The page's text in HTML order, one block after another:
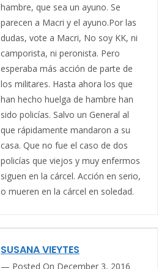
hambre, que sea un ayuno. Se
parecen a Macri y el ayuno.Por las
dudas, vote a Macri, No soy KK, ni
camporista, ni peronista. Pero
esperaba más acción de parte de
los militares. Hasta ahora los que
han hecho huelga de hambre han
sido policías. Salvo un General al
que rápidamente mandaron a su
casa. Que no fue el caso de dos
policías que viejos y muy enfermos
siguen en la cárcel. Acción en serio,
o mueren en la cárcel en soledad.
SUSANA VIEYTES
Posted On December 3, 2016